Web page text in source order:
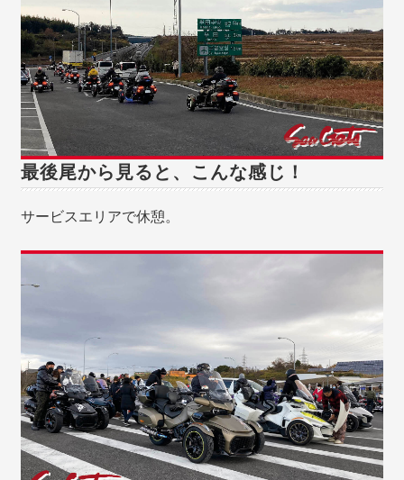
最後尾から見ると、こんな感じ！
サービスエリアで休憩。